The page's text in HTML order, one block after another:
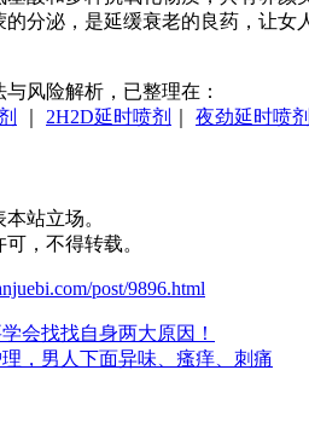
分泌，是延缓衰老的良药，让
风险解析，已整理在：
2H2D延时喷剂 夜劲延时喷剂
站立场。
，不得转载。
post/9896.html
会找找自身两大原因！
，男人下面异味、瘙痒、刺痛